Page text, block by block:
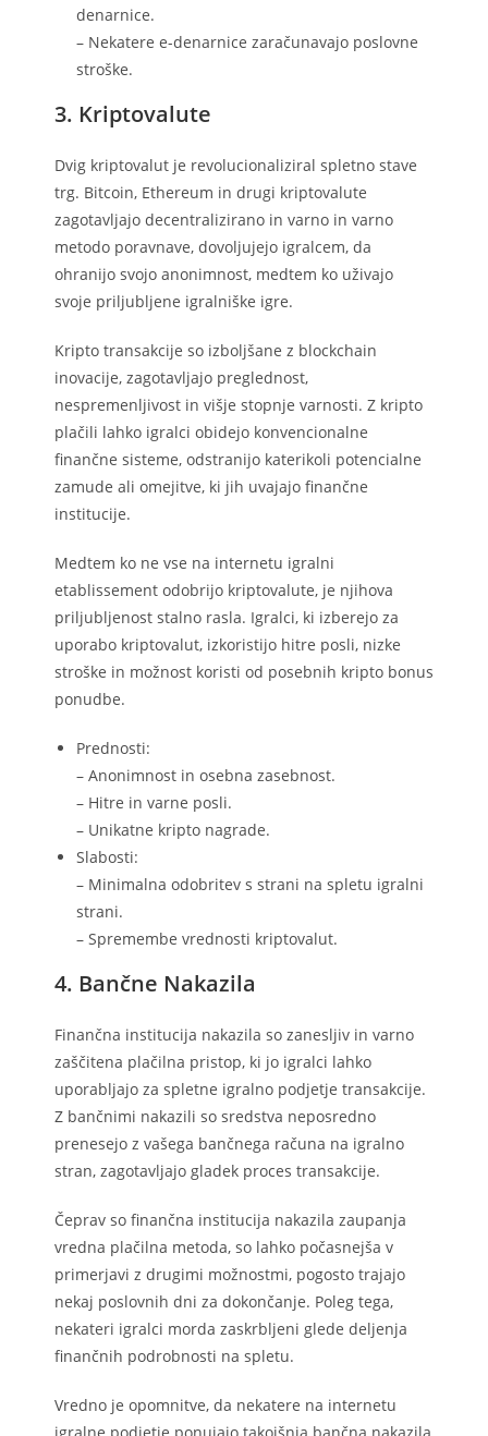
denarnice.
– Nekatere e-denarnice zaračunavajo poslovne
stroške.
3. Kriptovalute
Dvig kriptovalut je revolucionaliziral spletno stave
trg. Bitcoin, Ethereum in drugi kriptovalute
zagotavljajo decentralizirano in varno in varno
metodo poravnave, dovoljujejo igralcem, da
ohranijo svojo anonimnost, medtem ko uživajo
svoje priljubljene igralniške igre.
Kripto transakcije so izboljšane z blockchain
inovacije, zagotavljajo preglednost,
nespremenljivost in višje stopnje varnosti. Z kripto
plačili lahko igralci obidejo konvencionalne
finančne sisteme, odstranijo katerikoli potencialne
zamude ali omejitve, ki jih uvajajo finančne
institucije.
Medtem ko ne vse na internetu igralni
etablissement odobrijo kriptovalute, je njihova
priljubljenost stalno rasla. Igralci, ki izberejo za
uporabo kriptovalut, izkoristijo hitre posli, nizke
stroške in možnost koristi od posebnih kripto bonus
ponudbe.
Prednosti:
– Anonimnost in osebna zasebnost.
– Hitre in varne posli.
– Unikatne kripto nagrade.
Slabosti:
– Minimalna odobritev s strani na spletu igralni
strani.
– Spremembe vrednosti kriptovalut.
4. Bančne Nakazila
Finančna institucija nakazila so zanesljiv in varno
zaščitena plačilna pristop, ki jo igralci lahko
uporabljajo za spletne igralno podjetje transakcije.
Z bančnimi nakazili so sredstva neposredno
prenesejo z vašega bančnega računa na igralno
stran, zagotavljajo gladek proces transakcije.
Čeprav so finančna institucija nakazila zaupanja
vredna plačilna metoda, so lahko počasnejša v
primerjavi z drugimi možnostmi, pogosto trajajo
nekaj poslovnih dni za dokončanje. Poleg tega,
nekateri igralci morda zaskrbljeni glede deljenja
finančnih podrobnosti na spletu.
Vredno je opomnitve, da nekatere na internetu